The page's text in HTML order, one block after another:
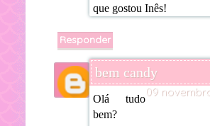
que gostou Inês!
Responder
bem candy
09
Olá tudo
bem?